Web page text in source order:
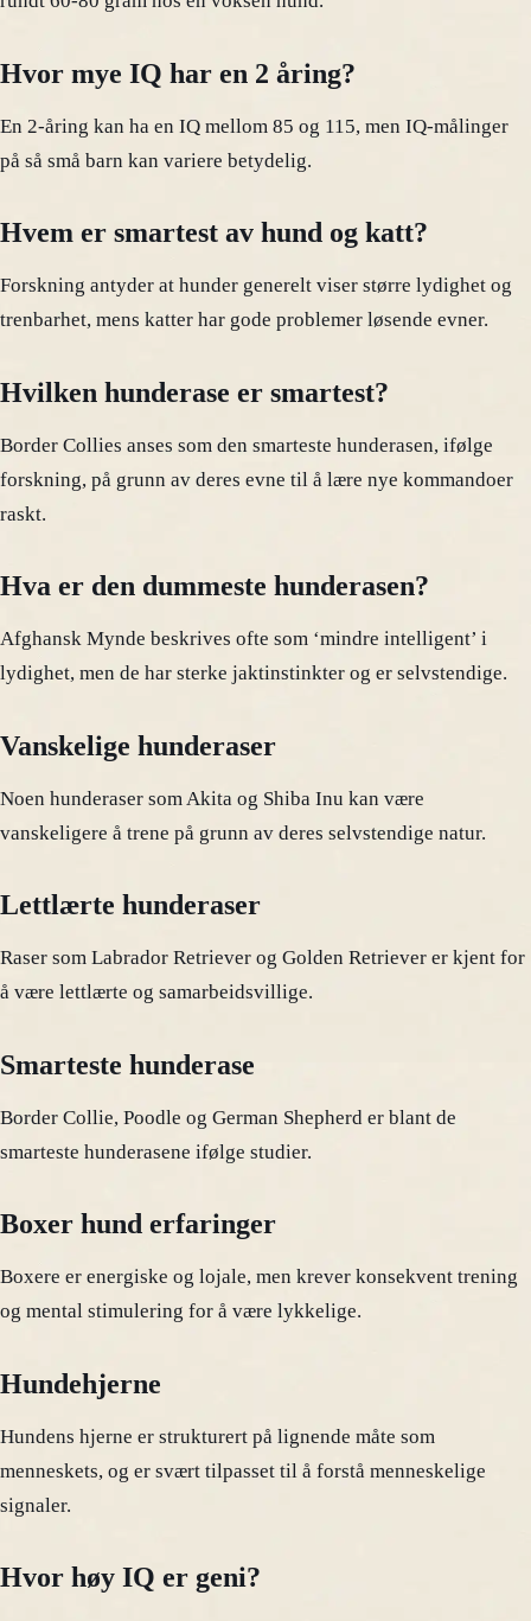
Hvor mye IQ har en 2 åring?
En 2-åring kan ha en IQ mellom 85 og 115, men IQ-målinger
på så små barn kan variere betydelig.
Hvem er smartest av hund og katt?
Forskning antyder at hunder generelt viser større lydighet og
trenbarhet, mens katter har gode problemer løsende evner.
Hvilken hunderase er smartest?
Border Collies anses som den smarteste hunderasen, ifølge
forskning, på grunn av deres evne til å lære nye kommandoer
raskt.
Hva er den dummeste hunderasen?
Afghansk Mynde beskrives ofte som ‘mindre intelligent’ i
lydighet, men de har sterke jaktinstinkter og er selvstendige.
Vanskelige hunderaser
Noen hunderaser som Akita og Shiba Inu kan være
vanskeligere å trene på grunn av deres selvstendige natur.
Lettlærte hunderaser
Raser som Labrador Retriever og Golden Retriever er kjent for
å være lettlærte og samarbeidsvillige.
Smarteste hunderase
Border Collie, Poodle og German Shepherd er blant de
smarteste hunderasene ifølge studier.
Boxer hund erfaringer
Boxere er energiske og lojale, men krever konsekvent trening
og mental stimulering for å være lykkelige.
Hundehjerne
Hundens hjerne er strukturert på lignende måte som
menneskets, og er svært tilpasset til å forstå menneskelige
signaler.
Hvor høy IQ er geni?